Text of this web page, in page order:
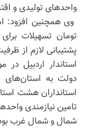
واحدهای تولیدی و
تومان تسهیلات
پشتیبانی لازم از
استاندار اردبیل
دولت به
استانداران هشت
تامین نیازمندی
شمال و شمال غرب